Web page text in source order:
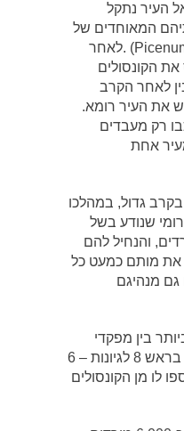
אל העיר נתקל
המאוחדים של
שני הקונסולים בפיקנום (Picenum) .לאחר
הקונסולים
לאחר הקרב
את העיר רומא.
רק מעבדים
אחת
גדול, במהלכו
שנודע בשל
והנחיל להם
מותם כמעט כל
גם מנהיגם
בין מפקדי
הצבא הרומאי, יצא לקרב בראש 8 לגיונות – 6
בפיקודו ו-2 שנוספו לו מן הקונסולים